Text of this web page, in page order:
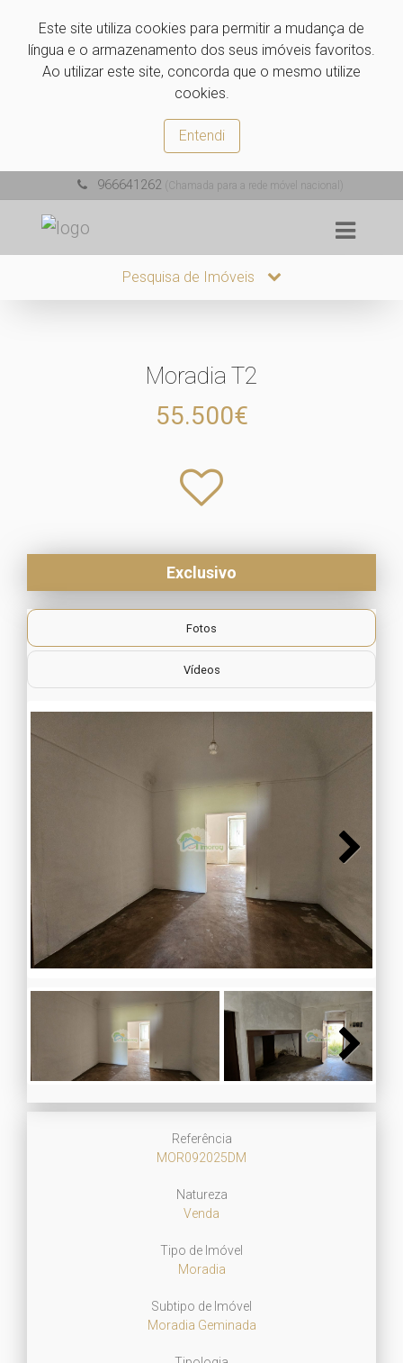
Este site utiliza cookies para permitir a mudança de
língua e o armazenamento dos seus imóveis favoritos.
Ao utilizar este site, concorda que o mesmo utilize
cookies.
Entendi
966641262 (Chamada para a rede móvel nacional)
Pesquisa de Imóveis
Moradia T2
55.500€
Exclusivo
Fotos
Vídeos
Next
Referência
MOR092025DM
Natureza
Venda
Tipo de Imóvel
Moradia
Subtipo de Imóvel
Moradia Geminada